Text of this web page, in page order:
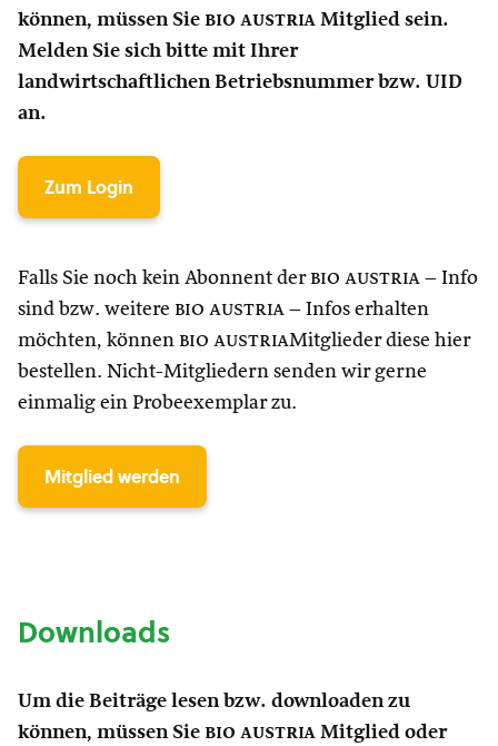
können, müssen Sie bio austria Mitglied sein.
Melden Sie sich bitte mit Ihrer
landwirtschaftlichen Betriebsnummer bzw. UID
an.
Zum Login
Falls Sie noch kein Abonnent der bio austria – Info
sind bzw. weitere bio austria – Infos erhalten
möchten, können bio austriaMitglieder diese hier
bestellen. Nicht-Mitgliedern senden wir gerne
einmalig ein Probeexemplar zu.
Mitglied werden
Downloads
Um die Beiträge lesen bzw. downloaden zu
können, müssen Sie bio austria Mitglied oder